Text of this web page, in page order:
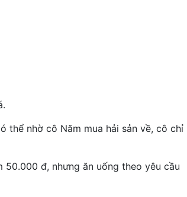
thể nhờ cô Năm mua hải sản về, cô chỉ
đ, nhưng ăn uống theo yêu cầu